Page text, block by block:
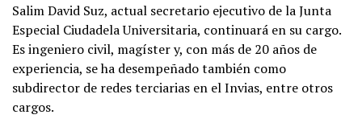
Salim David Suz, actual secretario ejecutivo de la Junta
Especial Ciudadela Universitaria, continuará en su cargo.
Es ingeniero civil, magíster y, con más de 20 años de
experiencia, se ha desempeñado también como
subdirector de redes terciarias en el Invias, entre otros
cargos.